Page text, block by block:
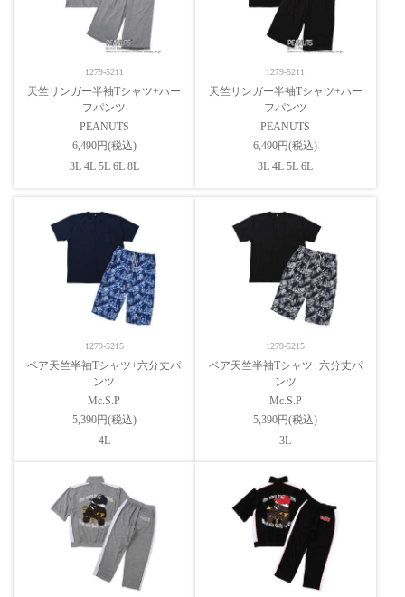
1279-5211
天竺リンガー半袖Tシャツ+ハー
フパンツ
PEANUTS
6,490円(税込)
3L 4L 5L 6L 8L
1279-5211
天竺リンガー半袖Tシャツ+ハー
フパンツ
PEANUTS
6,490円(税込)
3L 4L 5L 6L
1279-5215
ベア天竺半袖Tシャツ+六分丈パ
ンツ
Mc.S.P
5,390円(税込)
4L
1279-5215
ベア天竺半袖Tシャツ+六分丈パ
ンツ
Mc.S.P
5,390円(税込)
3L